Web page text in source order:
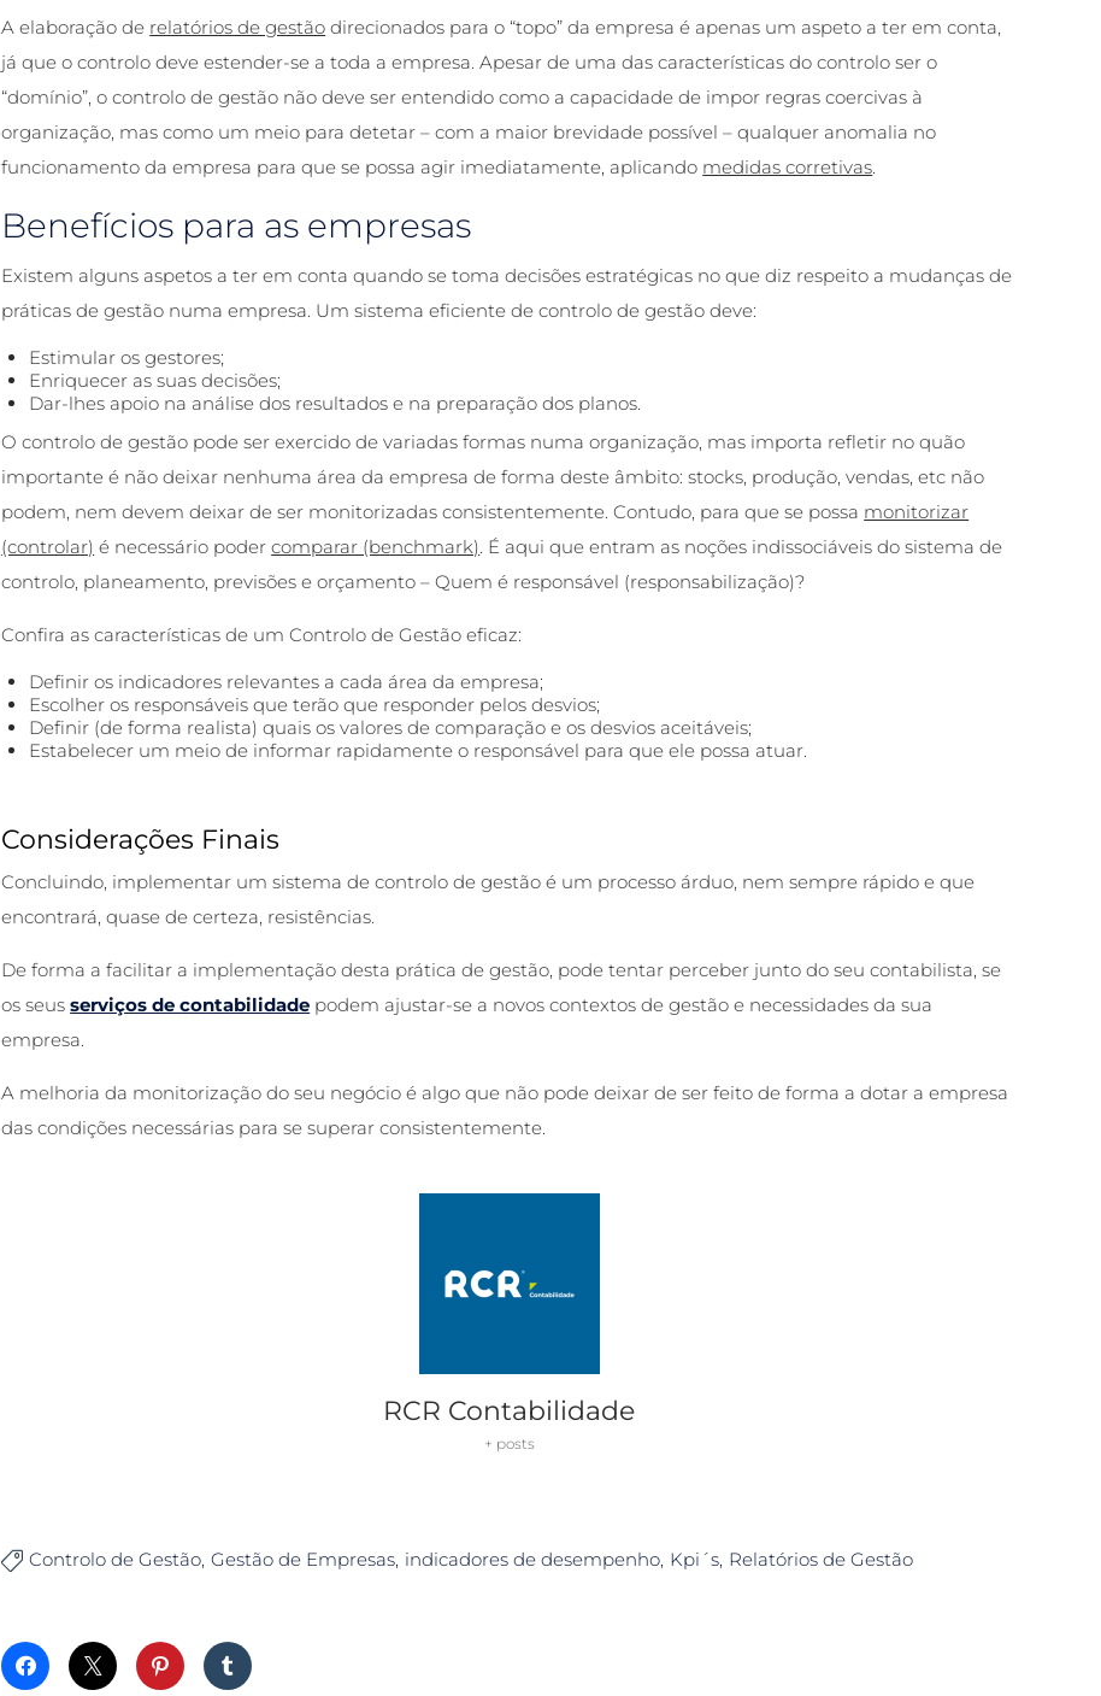
A elaboração de relatórios de gestão direcionados para o “topo” da empresa é apenas um aspeto a ter em conta,
já que o controlo deve estender-se a toda a empresa. Apesar de uma das características do controlo ser o
“domínio”, ocontrolo de gestão não deve ser entendido como a capacidade de impor regras coercivas à
organização, mas como um meio para detetar – com a maior brevidade possível – qualquer anomalia no
funcionamento da empresa para que se possa agir imediatamente, aplicando medidas corretivas.
Benefícios para as empresas
Existem alguns aspetos a ter em conta quando se toma decisões estratégicas no que diz respeito a mudanças de
práticas de gestão numa empresa. Um sistema eficiente decontrolo de gestão deve:
Estimular os gestores;
Enriquecer as suas decisões;
Dar-lhes apoio na análise dos resultados e na preparação dos planos.
Ocontrolo de gestão pode ser exercido de variadas formas numa organização, mas importa refletir no quão
importante é não deixar nenhuma área da empresa de forma deste âmbito: stocks, produção, vendas, etc não
podem, nem devem deixar de ser monitorizadas consistentemente. Contudo, para que se possa monitorizar
(controlar) é necessário podercomparar (benchmark). É aqui que entram as noções indissociáveis do sistema de
controlo, planeamento, previsões e orçamento – Quem é responsável (responsabilização)?
Confira as características de um Controlo de Gestão eficaz:
Definir os indicadores relevantes a cada área da empresa;
Escolher os responsáveis que terão que responder pelos desvios;
Definir (de forma realista) quais os valores de comparação e os desvios aceitáveis;
Estabelecer um meio de informar rapidamente o responsável para que ele possa atuar.
Considerações Finais
Concluindo, implementar um sistema decontrolo de gestão é um processo árduo, nem sempre rápido e que
encontrará, quase de certeza, resistências.
De forma a facilitar a implementação desta prática de gestão, pode tentar perceber junto do seu contabilista, se
os seusserviços de contabilidade podem ajustar-se a novos contextos de gestão e necessidades da sua
empresa.
A melhoria da monitorização do seu negócio é algo que não pode deixar de ser feito de forma a dotar a empresa
das condições necessárias para se superar consistentemente.
RCR Contabilidade
+ posts
 Controlo de Gestão Gestão de Empresas indicadores de desempenho Kpi´s Relatórios de Gestão